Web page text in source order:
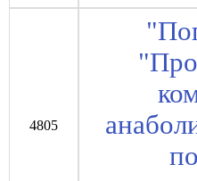
4805